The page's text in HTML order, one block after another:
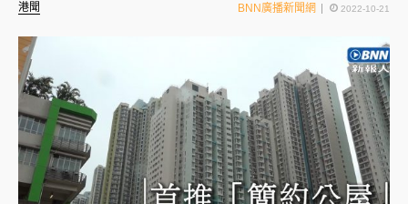
港聞 BNN廣播新聞網 2022-10-21